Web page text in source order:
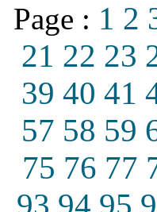
Page : 1 2
21 22 23
39 40 41
57 58 59
75 76 77